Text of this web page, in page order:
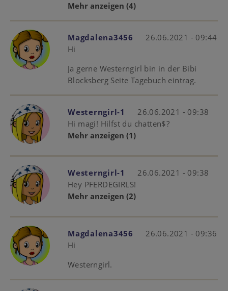
Mehr anzeigen (4)
Magdalena3456
26.06.2021 - 09:44
Hi
Ja gerne Westerngirl bin in der Bibi
Blocksberg Seite Tagebuch eintrag.
Westerngirl-1
26.06.2021 - 09:38
Hi magi! Hilfst du chatten$?
Mehr anzeigen (1)
Westerngirl-1
26.06.2021 - 09:38
Hey PFERDEGIRLS!
Mehr anzeigen (2)
Magdalena3456
26.06.2021 - 09:36
Hi
Westerngirl.